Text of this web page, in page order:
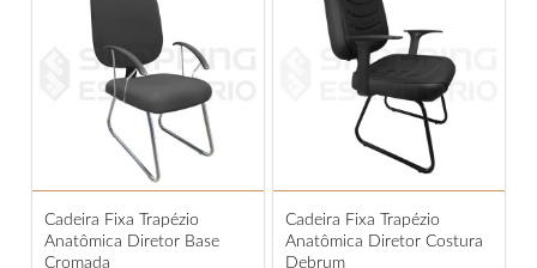
Cadeira Fixa Trapézio
Anatômica Diretor Base
Cromada
Cadeira Fixa Trapézio
Anatômica Diretor Costura
Debrum